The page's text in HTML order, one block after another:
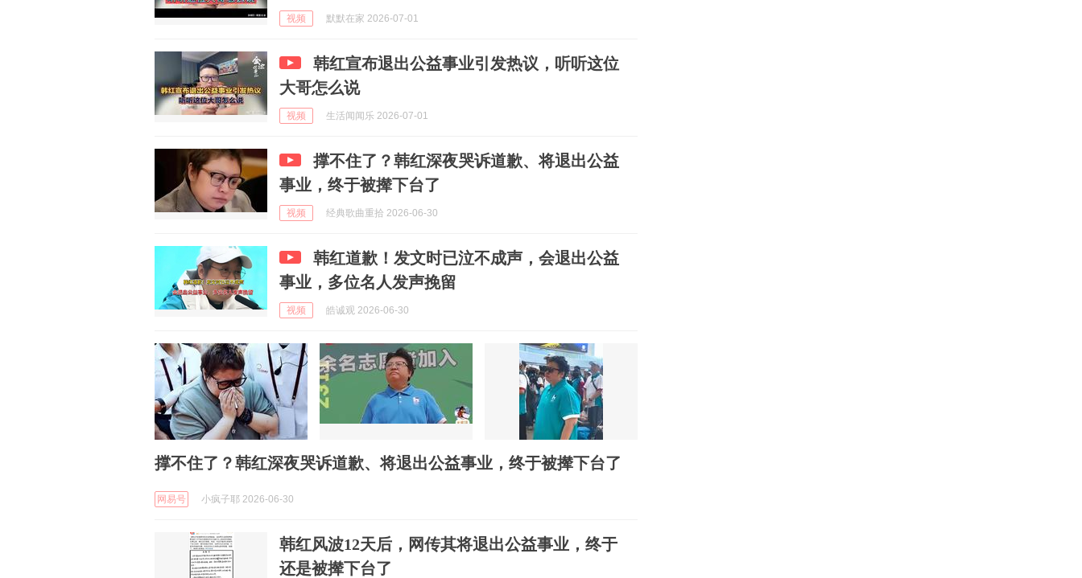
视频 默默在家 2026-07-01
韩红宣布退出公益事业引发热议，听听这位
大哥怎么说
视频 生活闻闻乐 2026-07-01
撑不住了？韩红深夜哭诉道歉、将退出公益
事业，终于被撵下台了
视频 经典歌曲重拾 2026-06-30
韩红道歉！发文时已泣不成声，会退出公益
事业，多位名人发声挽留
视频 皓诚观 2026-06-30
撑不住了？韩红深夜哭诉道歉、将退出公益事业，终于被撵下台了
网易号 小疯子耶 2026-06-30
韩红风波12天后，网传其将退出公益事业，终于
还是被撵下台了